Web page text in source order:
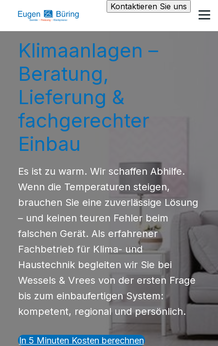
Kontaktieren Sie uns
Klimaanlagen –
Beratung,
Lieferung &
fachgerechter
Einbau
Es ist zu warm. Wir schaffen Abhilfe.
Wenn die Temperaturen steigen,
brauchen Sie eine zuverlässige Lösung
– und keinen teuren Fehler beim
falschen Gerät. Als erfahrener
Fachbetrieb für Klima- und
Haustechnik begleiten wir Sie bei
Wessels & Vrees von der ersten Frage
bis zum einbaufertigen System:
kompetent, regional und persönlich.
In 5 Minuten Kosten berechnen